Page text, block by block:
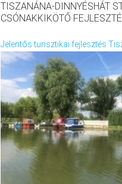
TISZANÁNA-DINNYÉSHÁT
CSÓNAKKIKÖTŐ
Jelentős turisztikai fejlesztés